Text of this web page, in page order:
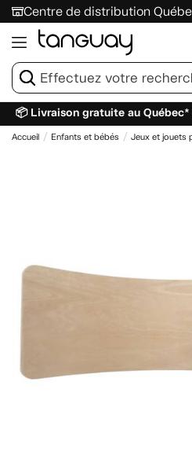
Centre de distribution
📦 Livraison gratuite au
Accueil Enfants et bébés Jeux et jouets